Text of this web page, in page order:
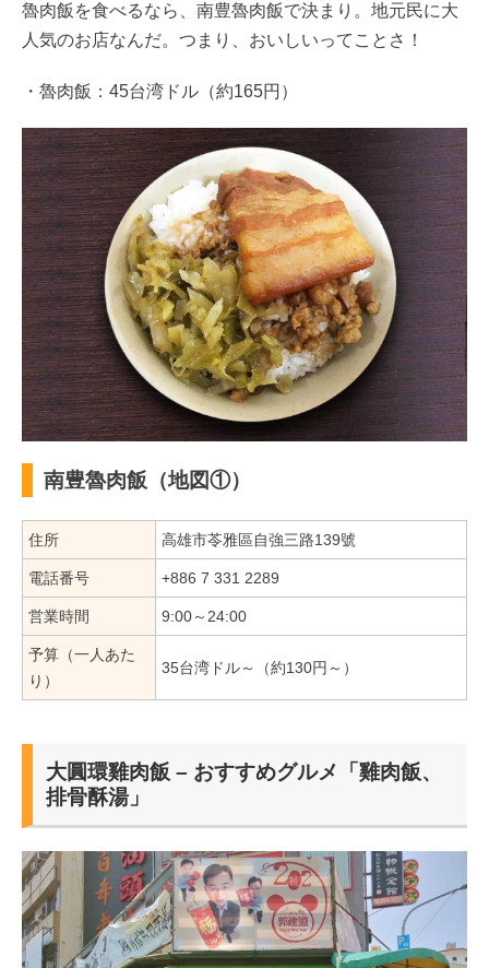
魯肉飯を食べるなら、南豊魯肉飯で決まり。地元民に大
人気のお店なんだ。つまり、おいしいってことさ！
・魯肉飯：45台湾ドル（約165円）
南豊魯肉飯（地図①）
住所 高雄市苓雅區自強三路139號
電話番号 +886 7 331 2289
営業時間 9:00～24:00
予算（一人あた
り）
35台湾ドル～（約130円～）
大圓環雞肉飯 – おすすめグルメ「雞肉飯、
排骨酥湯」